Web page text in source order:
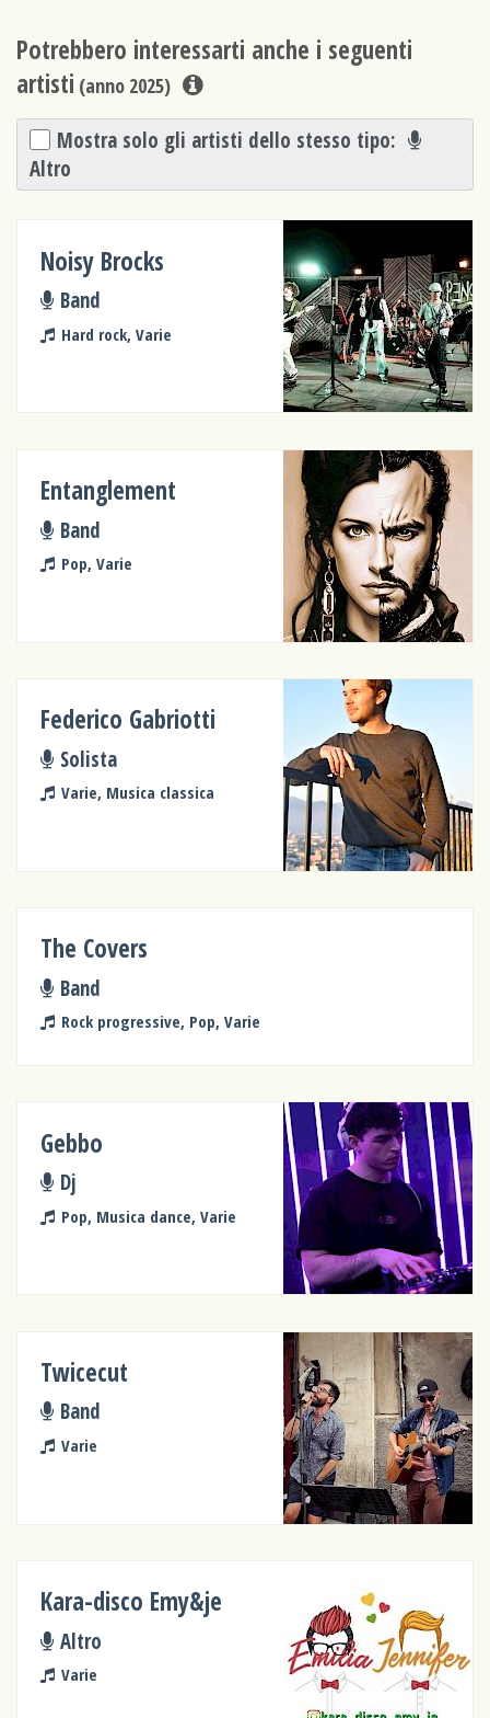
Potrebbero interessarti anche i seguenti
artisti (anno 2025)
Mostra solo gli artisti dello stesso tipo:
Altro
Noisy Brocks
Band
Hard rock, Varie
Entanglement
Band
Pop, Varie
Federico Gabriotti
Solista
Varie, Musica classica
The Covers
Band
Rock progressive, Pop, Varie
Gebbo
Dj
Pop, Musica dance, Varie
Twicecut
Band
Varie
Kara-disco Emy&je
Altro
Varie